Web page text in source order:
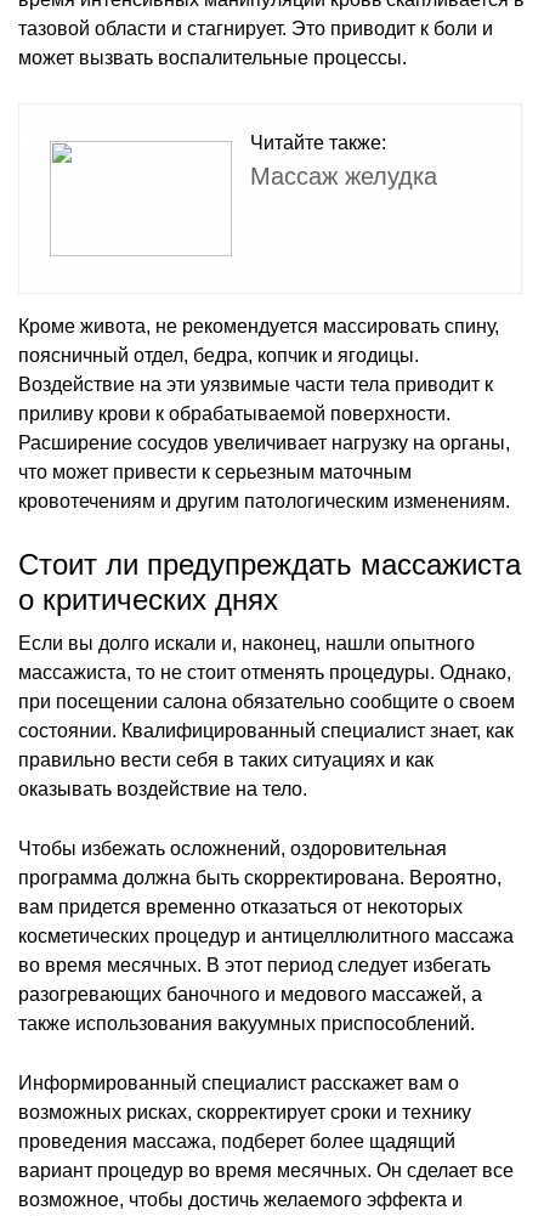
тазовой области и стагнирует. Это приводит к боли и
может вызвать воспалительные процессы.
Читайте также:
Массаж желудка
Кроме живота, не рекомендуется массировать спину,
поясничный отдел, бедра, копчик и ягодицы.
Воздействие на эти уязвимые части тела приводит к
приливу крови к обрабатываемой поверхности.
Расширение сосудов увеличивает нагрузку на органы,
что может привести к серьезным маточным
кровотечениям и другим патологическим изменениям.
Стоит ли предупреждать массажиста
о критических днях
Если вы долго искали и, наконец, нашли опытного
массажиста, то не стоит отменять процедуры. Однако,
при посещении салона обязательно сообщите о своем
состоянии. Квалифицированный специалист знает, как
правильно вести себя в таких ситуациях и как
оказывать воздействие на тело.
Чтобы избежать осложнений, оздоровительная
программа должна быть скорректирована. Вероятно,
вам придется временно отказаться от некоторых
косметических процедур и антицеллюлитного массажа
во время месячных. В этот период следует избегать
разогревающих баночного и медового массажей, а
также использования вакуумных приспособлений.
Информированный специалист расскажет вам о
возможных рисках, скорректирует сроки и технику
проведения массажа, подберет более щадящий
вариант процедур во время месячных. Он сделает все
возможное, чтобы достичь желаемого эффекта и